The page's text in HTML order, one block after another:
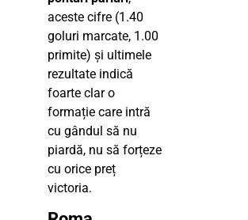
aceste cifre (1.40
goluri marcate, 1.00
primite) și ultimele
rezultate indică
foarte clar o
formație care intră
cu gândul să nu
piardă, nu să forțeze
cu orice preț
victoria.